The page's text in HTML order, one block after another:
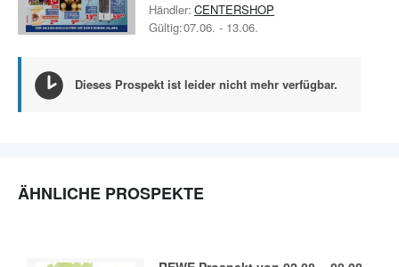
Gültig:07.06. - 13.06.
Händler: CENTERSHOP
Dieses Prospekt ist leider nicht mehr verfügbar.
ÄHNLICHE PROSPEKTE